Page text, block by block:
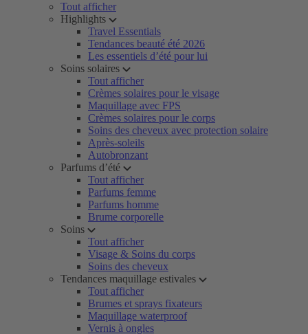
Tout afficher
Highlights
Travel Essentials
Tendances beauté été 2026
Les essentiels d’été pour lui
Soins solaires
Tout afficher
Crèmes solaires pour le visage
Maquillage avec FPS
Crèmes solaires pour le corps
Soins des cheveux avec protection solaire
Après-soleils
Autobronzant
Parfums d’été
Tout afficher
Parfums femme
Parfums homme
Brume corporelle
Soins
Tout afficher
Visage & Soins du corps
Soins des cheveux
Tendances maquillage estivales
Tout afficher
Brumes et sprays fixateurs
Maquillage waterproof
Vernis à ongles